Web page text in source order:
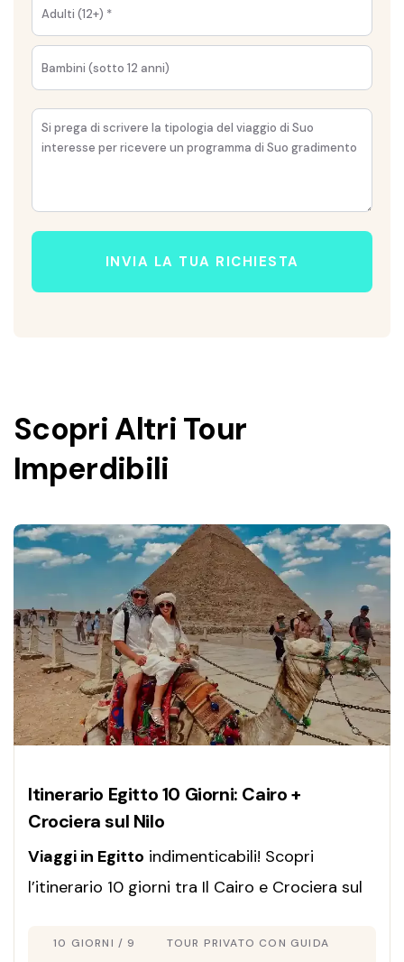
INVIA LA TUA RICHIESTA
Scopri Altri Tour
Imperdibili
Itinerario Egitto 10 Giorni: Cairo +
Crociera sul Nilo
Viaggi in Egitto indimenticabili! Scopri
l’itinerario 10 giorni tra Il Cairo e Crociera sul
italiano. Prenota ora!
10 GIORNI / 9 TOUR PRIVATO CON GUIDA